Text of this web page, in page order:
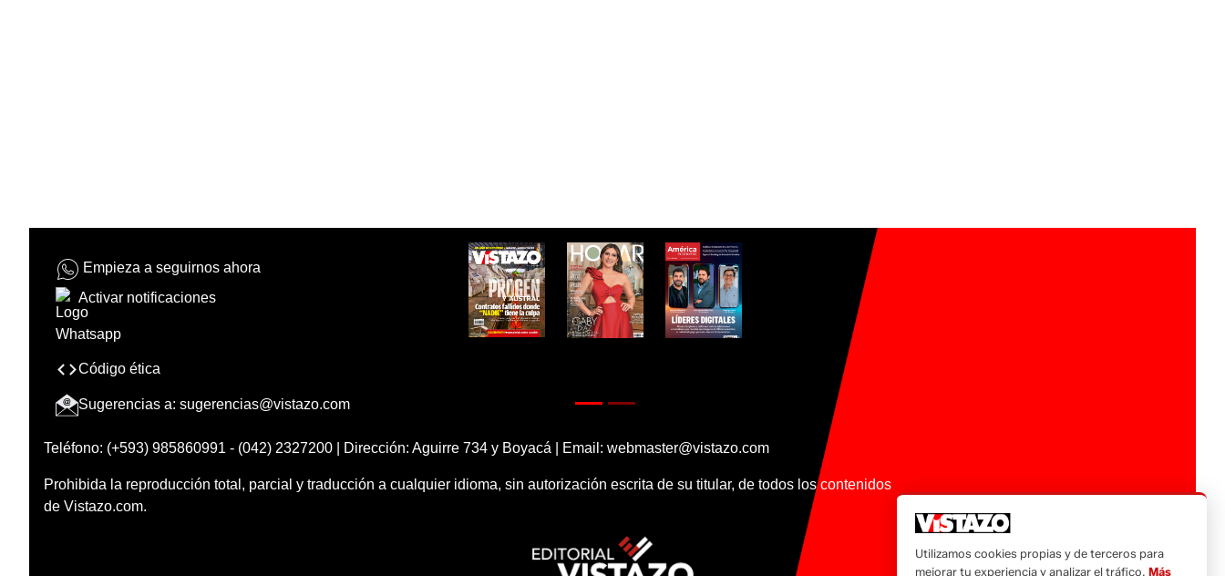
Empieza a seguirnos ahora
Activar notificaciones
Código ética
Sugerencias a: sugerencias@vistazo.com
Teléfono: (+593) 985860991 - (042) 2327200 | Dirección: Aguirre 734 y Boyacá | Email: webmaster@vistazo.com
Prohibida la reproducción total, parcial y traducción a cualquier idioma, sin autorización escrita de su titular, de todos los contenidos
de Vistazo.com.
Utilizamos cookies propias y de terceros para
mejorar tu experiencia y analizar el tráfico. Más